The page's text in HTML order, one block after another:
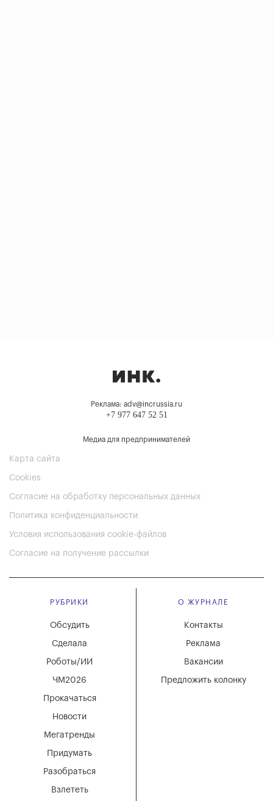
Реклама: adv@incrussia.ru
+7 977 647 52 51
Медиа для предпринимателей
Карта сайта
Cookies
Согласие на обработку персональных данных
Политика конфиденциальности
Условия использования cookie-файлов
Согласие на получение рассылки
РУБРИКИ
Мегатренды
Придумать
Разобраться
Взлететь
Новости
Обсудить
Сделала
Роботы/ИИ
ЧМ2026
Прокачаться
О ЖУРНАЛЕ
Вакансии
Реклама
Контакты
Предложить колонку